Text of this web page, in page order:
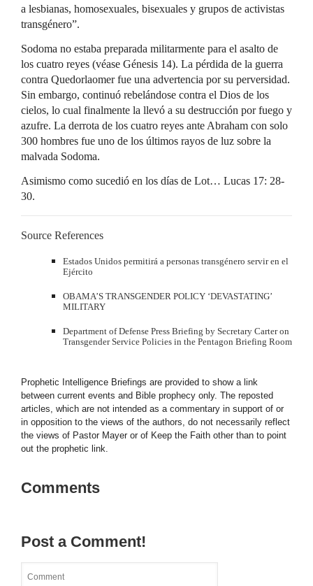
a lesbianas, homosexuales, bisexuales y grupos de activistas
transgénero”.
Sodoma no estaba preparada militarmente para el asalto de
los cuatro reyes (véase Génesis 14). La pérdida de la guerra
contra Quedorlaomer fue una advertencia por su perversidad.
Sin embargo, continuó rebelándose contra el Dios de los
cielos, lo cual finalmente la llevó a su destrucción por fuego y
azufre. La derrota de los cuatro reyes ante Abraham con solo
300 hombres fue uno de los últimos rayos de luz sobre la
malvada Sodoma.
Asimismo como sucedió en los días de Lot… Lucas 17: 28-
30.
Source References
Estados Unidos permitirá a personas transgénero servir en el
Ejército
OBAMA’S TRANSGENDER POLICY ‘DEVASTATING’
MILITARY
Department of Defense Press Briefing by Secretary Carter on
Transgender Service Policies in the Pentagon Briefing Room
Prophetic Intelligence Briefings are provided to show a link
between current events and Bible prophecy only. The reposted
articles, which are not intended as a commentary in support of or
in opposition to the views of the authors, do not necessarily reflect
the views of Pastor Mayer or of Keep the Faith other than to point
out the prophetic link.
Comments
Post a Comment!